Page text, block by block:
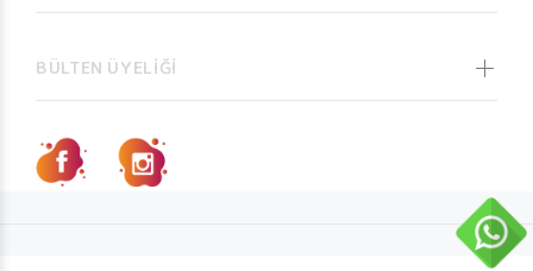
BÜLTEN ÜYELİĞİ